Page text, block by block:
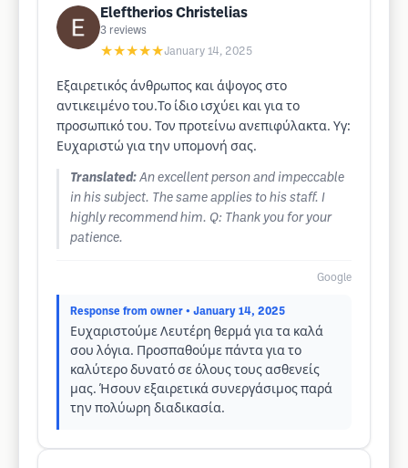
Eleftherios Christelias
3 reviews
★★★★★January 14, 2025
Εξαιρετικός άνθρωπος και άψογος στο
αντικειμένο του.Το ίδιο ισχύει και για το
προσωπικό του. Τον προτείνω ανεπιφύλακτα. Υγ:
Ευχαριστώ για την υπομονή σας.
Translated: An excellent person and impeccable
in his subject. The same applies to his staff. I
highly recommend him. Q: Thank you for your
patience.
Google
Response from owner • January 14, 2025
Ευχαριστούμε Λευτέρη θερμά για τα καλά
σου λόγια. Προσπαθούμε πάντα για το
καλύτερο δυνατό σε όλους τους ασθενείς
μας. Ήσουν εξαιρετικά συνεργάσιμος παρά
την πολύωρη διαδικασία.